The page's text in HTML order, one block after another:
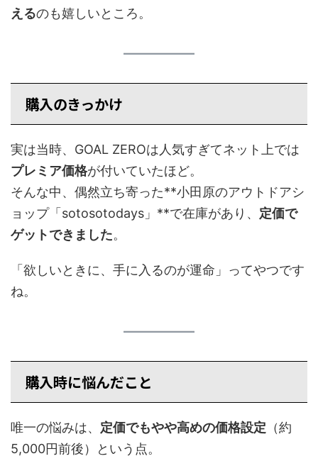
えるのも嬉しいところ。
購入のきっかけ
実は当時、GOAL ZEROは人気すぎてネット上では
プレミア価格が付いていたほど。
そんな中、偶然立ち寄った**小田原のアウトドアシ
ョップ「sotosotodays」**で在庫があり、 定価で
ゲットできました。
「欲しいときに、手に入るのが運命」ってやつです
ね。
購入時に悩んだこと
唯一の悩みは、 定価でもやや高めの価格設定 （約
5,000円前後）という点。